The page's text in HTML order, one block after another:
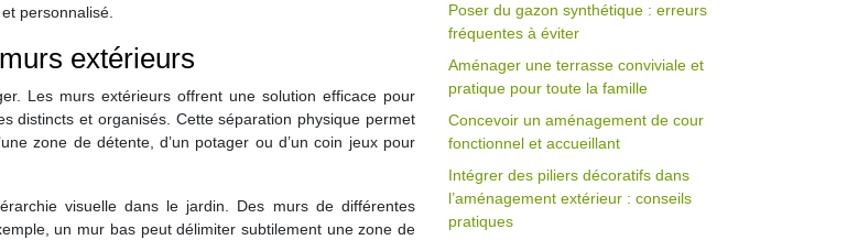
personnalisé.
extérieurs
Les murs extérieurs offrent une solution efficace pour
distincts et organisés. Cette séparation physique permet
zone de détente, d’un potager ou d’un coin jeux pour
visuelle dans le jardin. Des murs de différentes
un mur bas peut délimiter subtilement une zone de
Poser du gazon synthétique : erreurs
fréquentes à éviter
Aménager une terrasse conviviale et
pratique pour toute la famille
Concevoir un aménagement de cour
fonctionnel et accueillant
Intégrer des piliers décoratifs dans
l’aménagement extérieur : conseils
pratiques